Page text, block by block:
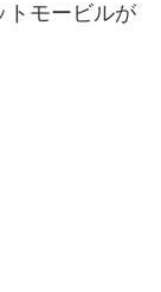
トモービルが